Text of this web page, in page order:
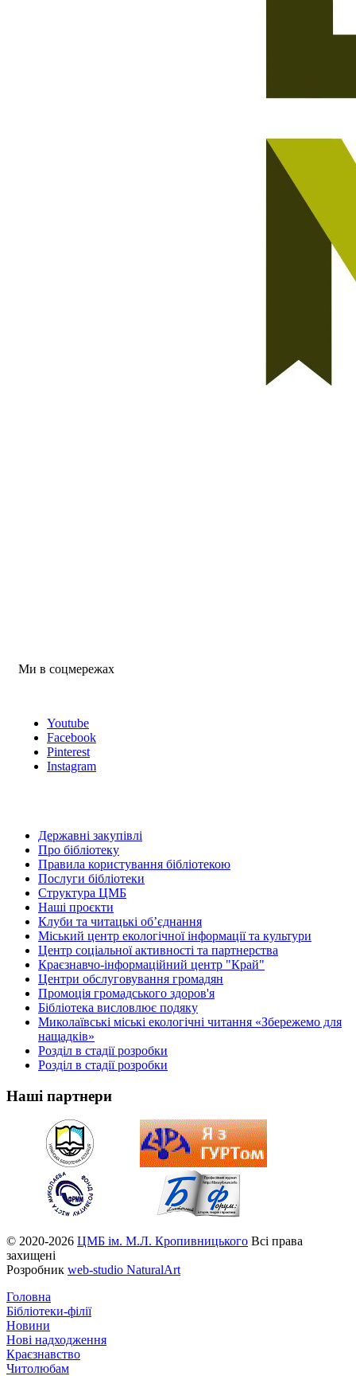
Ми в соцмережах
Youtube
Facebook
Pinterest
Instagram
Державні закупівлі
Про бібліотеку
Правила користування бібліотекою
Послуги бібліотеки
Структура ЦМБ
Наші проєкти
Клуби та читацькі об’єднання
Міський центр екологічної інформації та культури
Центр соціальної активності та партнерства
Краєзнавчо-інформаційний центр "Край"
Центри обслуговування громадян
Промоція громадського здоров'я
Бібліотека висловлює подяку
Миколаївські міські екологічні читання «Збережемо для
нащадків»
Розділ в стадії розробки
Розділ в стадії розробки
Наші партнери
© 2020-2026 ЦМБ ім. М.Л. Кропивницького Всі права
захищені
Розробник web-studio NaturalArt
Головна
Бібліотеки-філії
Новини
Нові надходження
Краєзнавство
Читолюбам